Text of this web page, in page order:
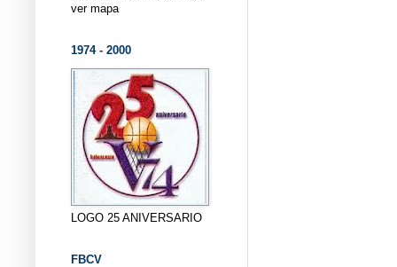
ver mapa
1974 - 2000
LOGO 25 ANIVERSARIO
FBCV